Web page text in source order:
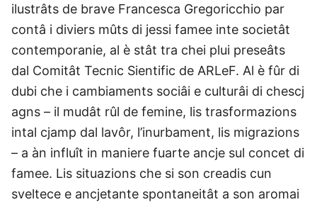
ilustrâts de brave Francesca Gregoricchio par
contâ i diviers mûts di jessi famee inte societât
contemporanie, al è stât tra chei plui preseâts
dal Comitât Tecnic Sientific de ARLeF. Al è fûr di
dubi che i cambiaments sociâi e culturâi di chescj
agns – il mudât rûl de femine, lis trasformazions
intal cjamp dal lavôr, l’inurbament, lis migrazions
– a àn influît in maniere fuarte ancje sul concet di
famee. Lis situazions che si son creadis cun
sveltece e ancjetante spontaneitât a son aromai